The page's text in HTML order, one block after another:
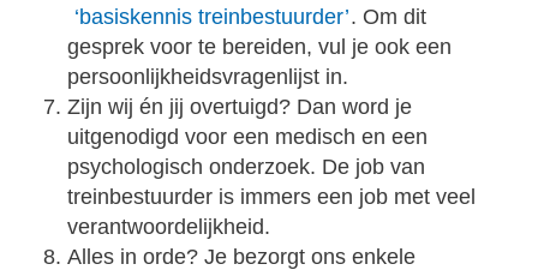
‘basiskennis treinbestuurder’. Om dit
gesprek voor te bereiden, vul je ook een
persoonlijkheidsvragenlijst in.
Zijn wij én jij overtuigd? Dan word je
uitgenodigd voor een medisch en een
psychologisch onderzoek. De job van
treinbestuurder is immers een job met veel
verantwoordelijkheid.
Alles in orde? Je bezorgt ons enkele